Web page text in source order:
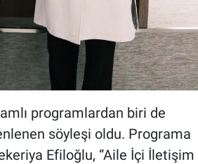
programlardan biri de
söyleşi oldu. Programa
Efiloğlu, “Aile İçi İletişim